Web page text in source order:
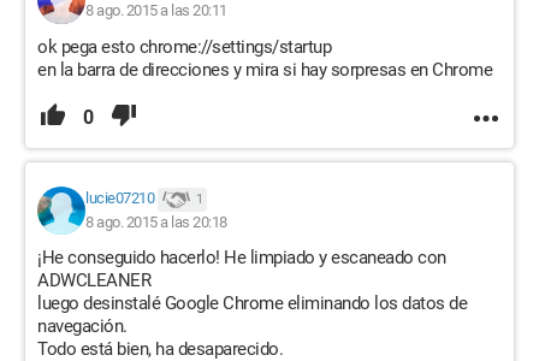
8 ago. 2015 a las 20:11
ok pega esto chrome://settings/startup
en la barra de direcciones y mira si hay sorpresas en Chrome
0
lucie07210 1
8 ago. 2015 a las 20:18
¡He conseguido hacerlo! He limpiado y escaneado con
ADWCLEANER
luego desinstalé Google Chrome eliminando los datos de
navegación.
Todo está bien, ha desaparecido.